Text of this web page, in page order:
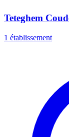
Teteghem
1 établissement